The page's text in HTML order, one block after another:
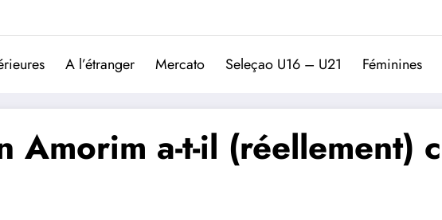
Trivela
L'actualité du football
A l’étranger Mercato Seleçao U16 – U21 Féminines
Amorim a-t-il (réellement)